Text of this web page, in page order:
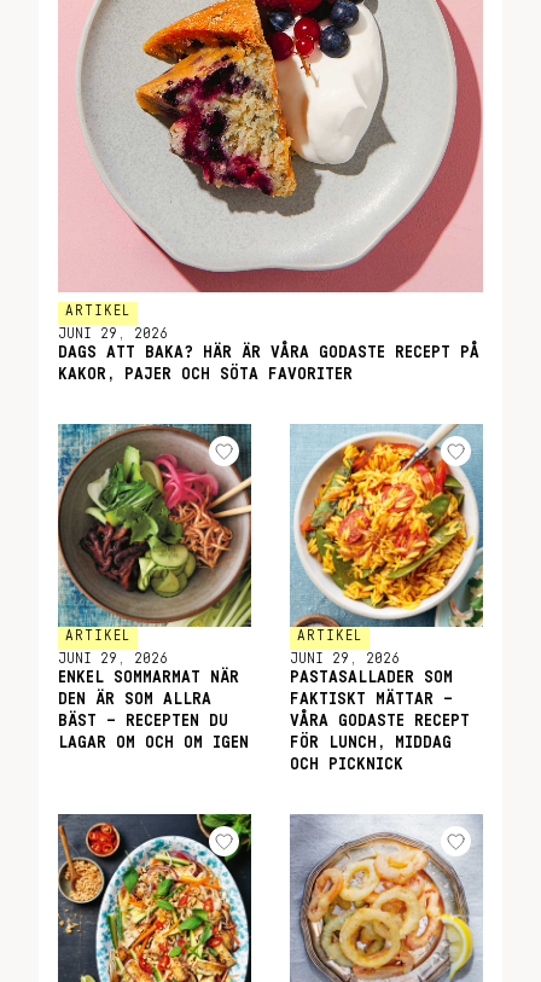
ARTIKEL
JUNI 29, 2026
DAGS ATT BAKA? HÄR ÄR VÅRA GODASTE RECEPT PÅ
KAKOR, PAJER OCH SÖTA FAVORITER
ARTIKEL
JUNI 29, 2026
ENKEL SOMMARMAT NÄR
DEN ÄR SOM ALLRA
BÄST – RECEPTEN DU
LAGAR OM OCH OM IGEN
ARTIKEL
JUNI 29, 2026
PASTASALLADER SOM
FAKTISKT MÄTTAR –
VÅRA GODASTE RECEPT
FÖR LUNCH, MIDDAG
OCH PICKNICK